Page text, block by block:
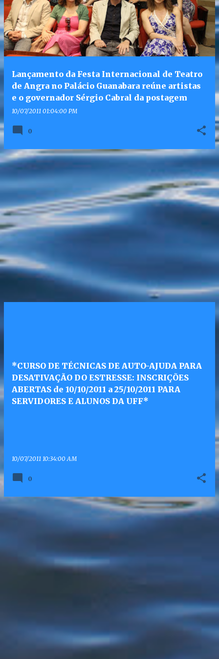
Lançamento da Festa Internacional de Teatro
de Angra no Palácio Guanabara reúne artistas
e o governador Sérgio Cabral da postagem
10/07/2011 01:04:00 PM
0
*CURSO DE TÉCNICAS DE AUTO-AJUDA PARA
DESATIVAÇÃO DO ESTRESSE: INSCRIÇÕES
ABERTAS de 10/10/2011 a 25/10/2011 PARA
SERVIDORES E ALUNOS DA UFF*
10/07/2011 10:34:00 AM
0